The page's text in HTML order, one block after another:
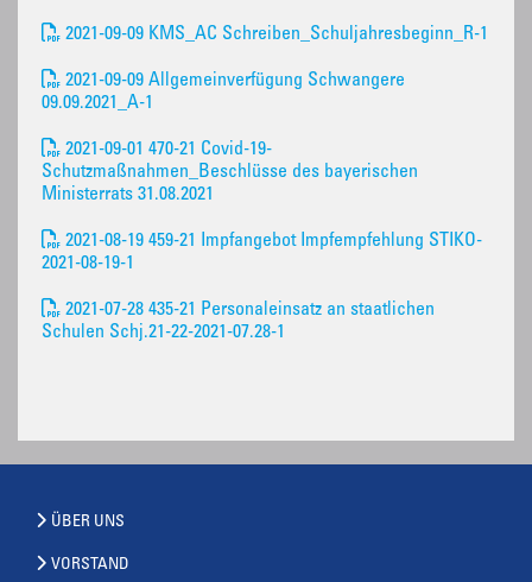
2021-09-09 KMS_AC Schreiben_Schuljahresbeginn_R-1
2021-09-09 Allgemeinverfügung Schwangere
09.09.2021_A-1
2021-09-01 470-21 Covid-19-
Schutzmaßnahmen_Beschlüsse des bayerischen
Ministerrats 31.08.2021
2021-08-19 459-21 Impfangebot Impfempfehlung STIKO-
2021-08-19-1
2021-07-28 435-21 Personaleinsatz an staatlichen
Schulen Schj.21-22-2021-07.28-1
ÜBER UNS
VORSTAND